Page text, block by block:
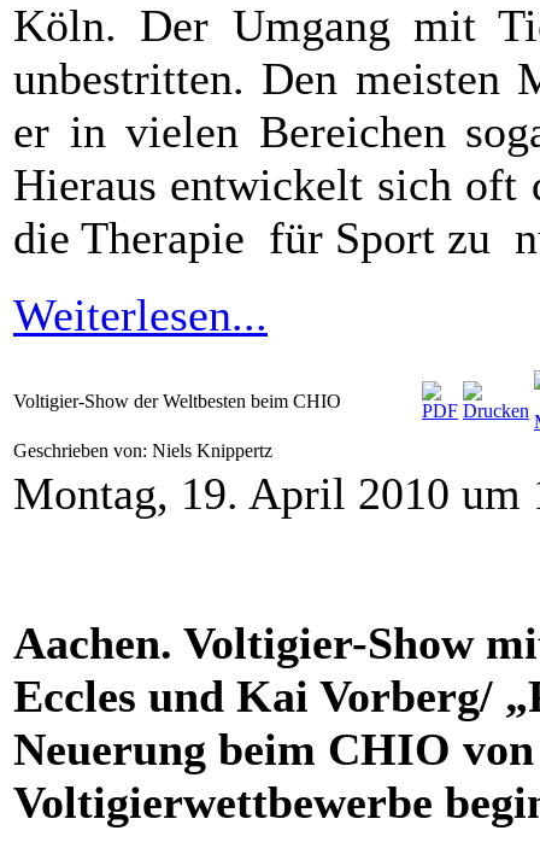
Köln. Der Umgang mit
unbestritten. Den meisten
er in vielen Bereichen
Hieraus entwickelt sich
die Therapie für Sport zu
Weiterlesen...
Voltigier-Show der Weltbesten beim CHIO
Geschrieben von: Niels Knippertz
Montag, 19. April 2010 um
Aachen. Voltigier-Show
Eccles und Kai Vorberg/
Neuerung beim CHIO
Voltigierwettbewerbe